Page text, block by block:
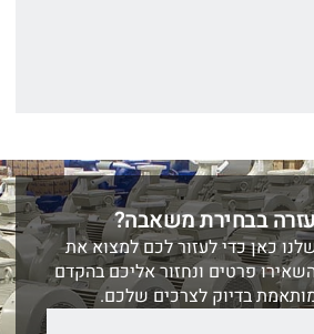
בבחירת משאבה?
כאן כדי לעזור לכם למצוא את
פרטים ונחזור אליכם בהקדם
בדיוק לצרכים שלכם.